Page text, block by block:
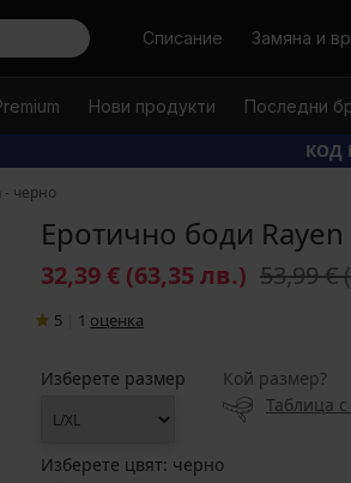
ТърсиСписание Замяна и
Нови продукти Последни
КОД
- черно
Еротично боди
32,39 € (63,35 лв.) 53,99 €
5 1 oценка
Изберете размер
Кой размер?
Таблица
Изберете цвят: черно